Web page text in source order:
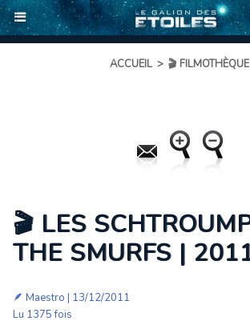
ACCUEIL > 🎬 FILMOTHÈQUE
🎬 LES
THE SMURFS |
🪶 Maestro | 13/12/2011
Lu 1375 fois